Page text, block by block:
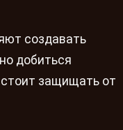
создавать
добиться
защищать от